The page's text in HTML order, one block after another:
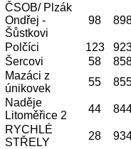
ČSOB/ Plzák
Ondřej -
Šůstkovi
98
Polčíci 123
Šercovi 58
Mazáci z
únikovek
55
Naděje
Litoměřice 2
44
RYCHLÉ
STŘELY
28